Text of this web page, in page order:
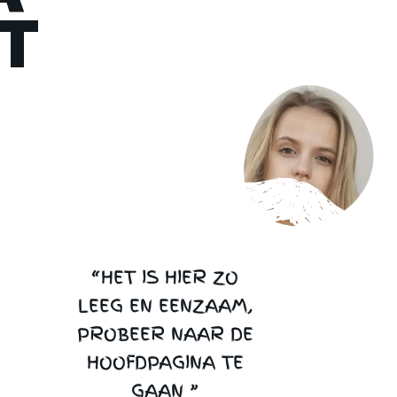
“HET IS HIER ZO
LEEG EN EENZAAM,
PROBEER NAAR DE
HOOFDPAGINA TE
GAAN ”